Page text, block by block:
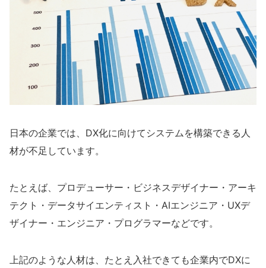
日本の企業では、DX化に向けてシステムを構築できる人
材が不足しています。
たとえば、プロデューサー・ビジネスデザイナー・アーキ
テクト・データサイエンティスト・AIエンジニア・UXデ
ザイナー・エンジニア・プログラマーなどです。
上記のような人材は、たとえ入社できても企業内でDXに